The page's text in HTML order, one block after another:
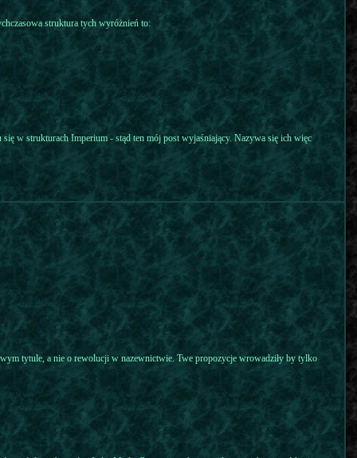
struktura tych wyróżnień to:
w strukturach Imperium - stąd ten mój post wyjaśniający. Nazywa się ich więc
tytule, a nie o rewolucji w nazewnictwie. Twe propozycje wrowadziły by tylko